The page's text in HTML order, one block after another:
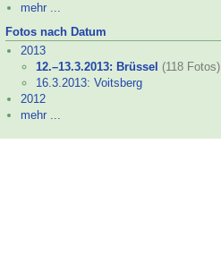
mehr ...
Fotos nach Datum
2013
12.–13.3.2013: Brüssel (118 Fotos)
16.3.2013: Voitsberg
2012
mehr ...